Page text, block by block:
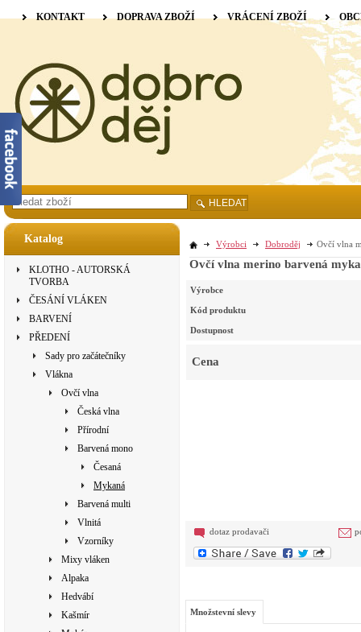
Katalog
KLOTHO - AUTORSKÁ
TVORBA
ČESÁNÍ VLÁKEN
BARVENÍ
PŘEDENÍ
Sady pro začátečníky
Vlákna
Ovčí vlna
Česká vlna
Přírodní
Barvená mono
Česaná
Mykaná
Barvená multi
Vlnitá
Vzorníky
Mixy vláken
Alpaka
Hedvábí
Kašmír
Výrobci Dobroděj Ovčí vlna
Ovčí vlna merino barvená
Výrobce
Kód produktu
Dostupnost
Cena
dotaz prodavači
Množstevní slevy
KONTAKT DOPRAVA ZBOŽÍ VRÁCENÍ ZBOŽÍ
HLEDAT